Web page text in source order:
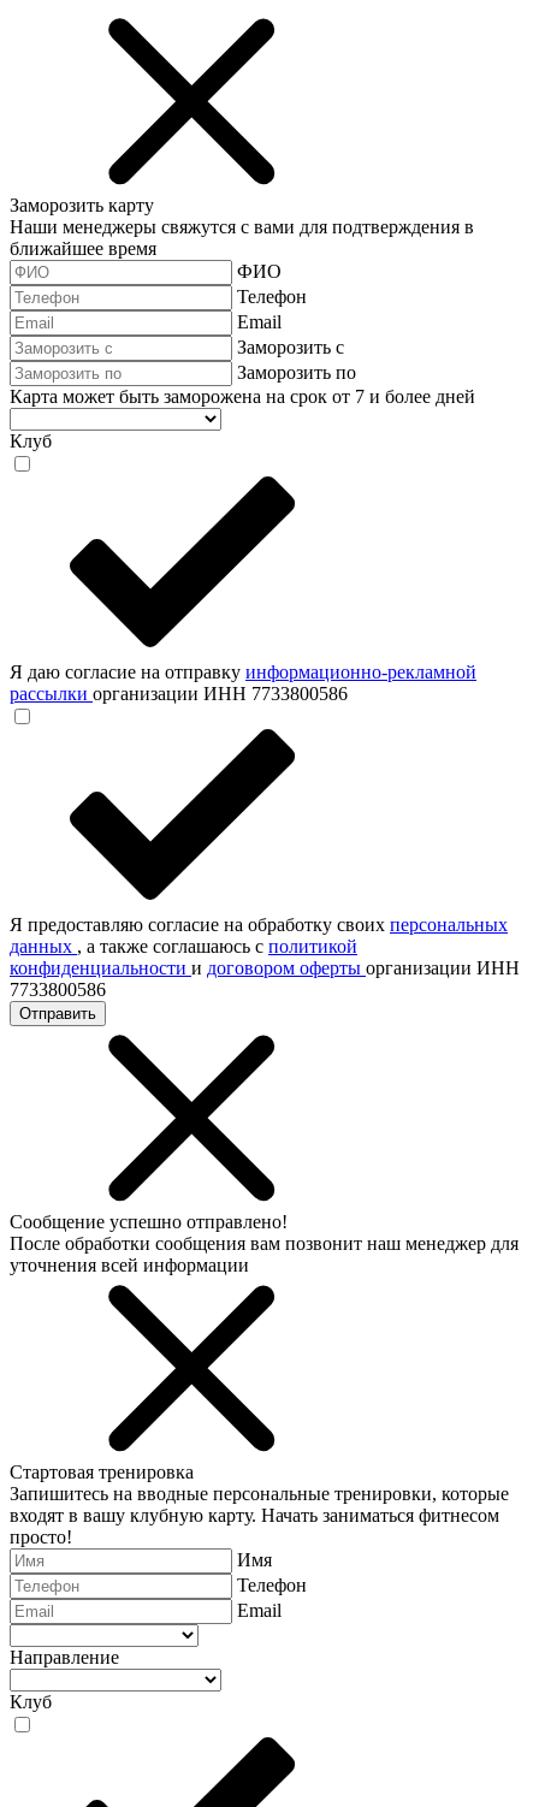
Заморозить карту
Наши менеджеры свяжутся с вами для подтверждения в
ближайшее время
ФИО
Телефон
Email
Заморозить с
Заморозить по
Карта может быть заморожена на срок от 7 и более дней
Клуб
Я даю согласие на отправку информационно-рекламной
рассылки организации ИНН 7733800586
Я предоставляю согласие на обработку своих персональных
данных , а также соглашаюсь с политикой
конфиденциальности и договором оферты организации ИНН
7733800586
Отправить
Сообщение успешно отправлено!
После обработки сообщения вам позвонит наш менеджер для
уточнения всей информации
Стартовая тренировка
Запишитесь на вводные персональные тренировки, которые
входят в вашу клубную карту. Начать заниматься фитнесом
просто!
Имя
Телефон
Email
Направление
Клуб